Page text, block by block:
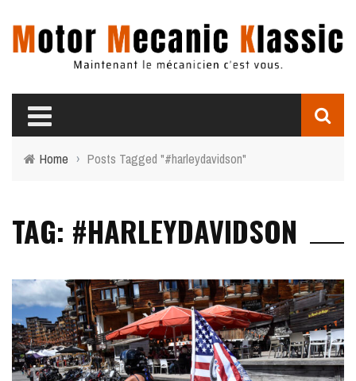
Home › Posts Tagged "#harleydavidson"
TAG: #HARLEYDAVIDSON